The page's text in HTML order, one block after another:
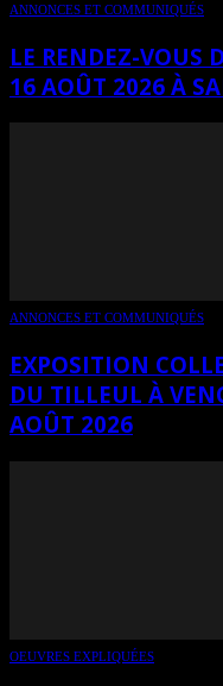
ANNONCES ET COMMUNIQUÉS
LE RENDEZ-VOUS
16 AOÛT 2026 À
ANNONCES ET COMMUNIQUÉS
EXPOSITION
DU TILLEUL À
AOÛT 2026
OEUVRES EXPLIQUÉES